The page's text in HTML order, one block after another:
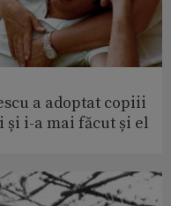
a adoptat copiii
și i-a mai făcut și el